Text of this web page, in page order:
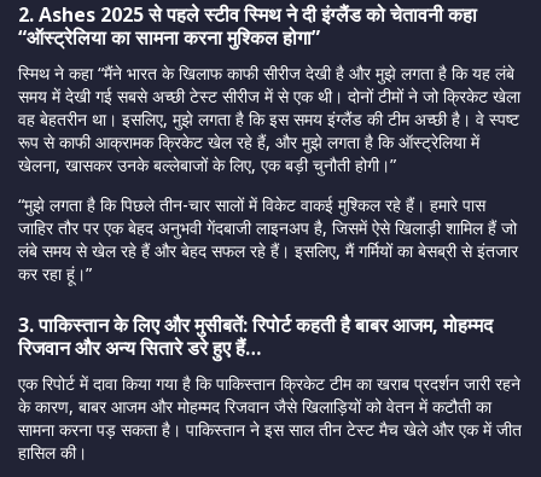
2. Ashes 2025 से पहले स्टीव स्मिथ ने दी इंग्लैंड को चेतावनी कहा
“ऑस्ट्रेलिया का सामना करना मुश्किल होगा”
स्मिथ ने कहा “मैंने भारत के खिलाफ काफी सीरीज देखी है और मुझे लगता है कि यह लंबे
समय में देखी गई सबसे अच्छी टेस्ट सीरीज में से एक थी। दोनोंटीमोंने जो क्रिकेट खेला
वह बेहतरीन था। इसलिए, मुझे लगता है कि इस समय इंग्लैंड की टीम अच्छी है। वे स्पष्ट
रूप से काफी आक्रामक क्रिकेट खेल रहे हैं, और मुझे लगता है कि ऑस्ट्रेलिया में
खेलना, खासकर उनके बल्लेबाजों के लिए, एक बड़ी चुनौती होगी।”
“मुझे लगता है कि पिछले तीन-चार सालों में विकेट वाकई मुश्किल रहे हैं। हमारे पास
जाहिर तौर पर एक बेहद अनुभवी गेंदबाजी लाइनअप है, जिसमें ऐसे खिलाड़ी शामिल हैं जो
लंबे समय से खेल रहे हैं और बेहद सफल रहे हैं। इसलिए, मैं गर्मियों का बेसब्री से इंतजार
कर रहा हूं।”
3. पाकिस्तान के लिए और मुसीबतें: रिपोर्ट कहती है बाबर आजम, मोहम्मद
रिजवान और अन्य सितारे डरे हुए हैं…
एक रिपोर्ट में दावा किया गया है कि पाकिस्तान क्रिकेट टीम का खराब प्रदर्शन जारी रहने
के कारण, बाबर आजम और मोहम्मद रिजवान जैसे खिलाड़ियों को वेतन में कटौती का
सामना करना पड़ सकता है। पाकिस्तान ने इस साल तीन टेस्ट मैच खेले और एक में जीत
हासिल की।